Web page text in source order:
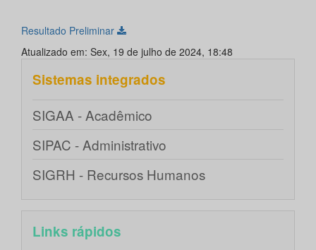
Resultado Preliminar
Atualizado em: Sex, 19 de julho de 2024, 18:48
Sistemas integrados
SIGAA - Acadêmico
SIPAC - Administrativo
SIGRH - Recursos Humanos
Links rápidos